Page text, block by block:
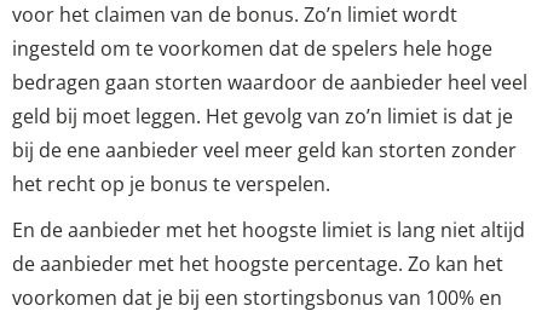
voor het claimen van de bonus. Zo’n limiet wordt
ingesteld om te voorkomen dat de spelers hele hoge
bedragen gaan storten waardoor de aanbieder heel veel
geld bij moet leggen. Het gevolg van zo’n limiet is dat je
bij de ene aanbieder veel meer geld kan storten zonder
het recht op je bonus te verspelen.
En de aanbieder met het hoogste limiet is lang niet altijd
de aanbieder met het hoogste percentage. Zo kan het
voorkomen dat je bij een stortingsbonus van 100% en